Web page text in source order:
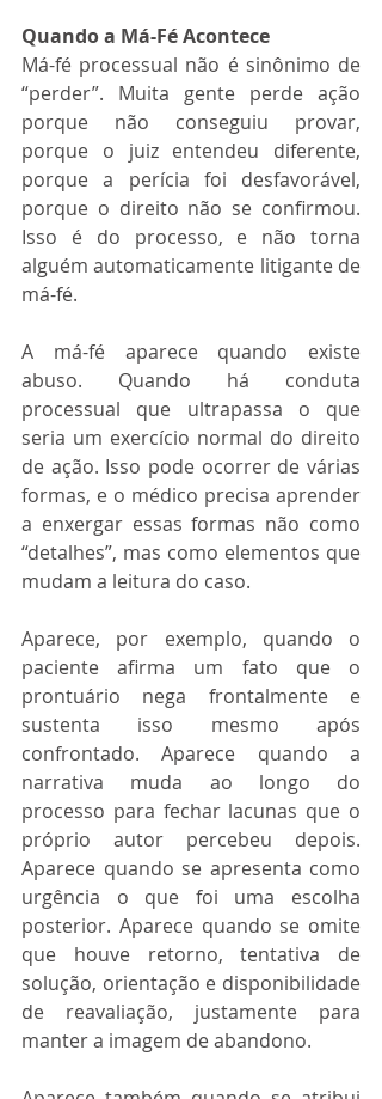
Quando a Má-Fé Acontece
Má-fé processual não é sinônimo de
“perder”. Muita gente perde ação
porque não conseguiu provar,
porque o juiz entendeu diferente,
porque a perícia foi desfavorável,
porque o direito não se confirmou.
Isso é do processo, e não torna
alguém automaticamente litigante de
má-fé.
A má-fé aparece quando existe
abuso. Quando há conduta
processual que ultrapassa o que
seria um exercício normal do direito
de ação. Isso pode ocorrer de várias
formas, e o médico precisa aprender
a enxergar essas formas não como
“detalhes”, mas como elementos que
mudam a leitura do caso.
Aparece, por exemplo, quando o
paciente afirma um fato que o
prontuário nega frontalmente e
sustenta isso mesmo após
confrontado. Aparece quando a
narrativa muda ao longo do
processo para fechar lacunas que o
próprio autor percebeu depois.
Aparece quando se apresenta como
urgência o que foi uma escolha
posterior. Aparece quando se omite
que houve retorno, tentativa de
solução, orientação e disponibilidade
de reavaliação, justamente para
manter a imagem de abandono.